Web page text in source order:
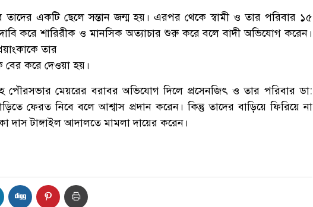
তাদের একটি ছেলে সন্তান জন্ম হয়। এরপর থেকে স্বামী ও তার পরিবার ১৫
করে শারিরীক ও মানসিক অত্যাচার শুরু করে বলে বাদী অভিযোগ করেন।
তার
বের করে দেওয়া হয়।
পৌরসভার মেয়রের বরাবর অভিযোগ দিলে প্রসেনজিৎ ও তার পরিবার ডা:
ফেরত নিবে বলে আশ্বাস প্রদান করেন। কিন্তু তাদের বাড়িয়ে ফিরিয়ে না
দাস টাঙ্গাইল আদালতে মামলা দায়ের করেন।